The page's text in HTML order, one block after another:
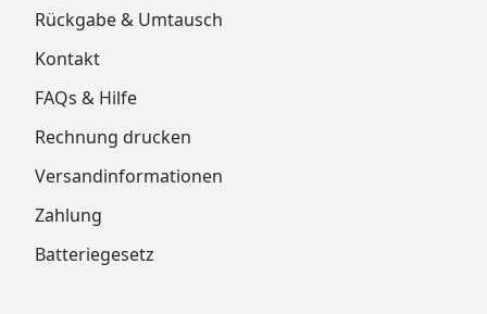
Rückgabe & Umtausch
Kontakt
FAQs & Hilfe
Rechnung drucken
Versandinformationen
Zahlung
Batteriegesetz